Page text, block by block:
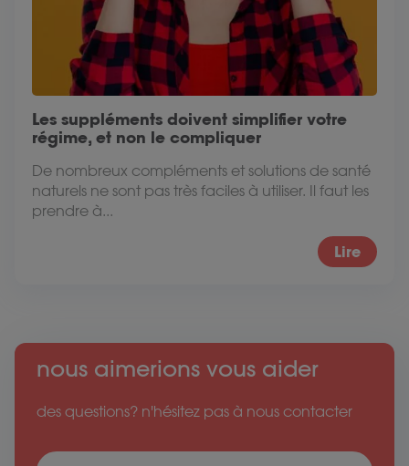
Les suppléments doivent simplifier votre
régime, et non le compliquer
De nombreux compléments et solutions de santé
naturels ne sont pas très faciles à utiliser. Il faut les
prendre à...
Lire
nous aimerions vous aider
des questions? n'hésitez pas à nous contacter